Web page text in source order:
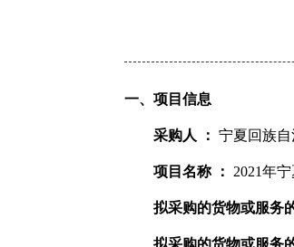
一、项目信息
采购人 ： 宁夏回族
项目名称 ： 2021年
拟采购的货物或服务
拟采购的货物或服务